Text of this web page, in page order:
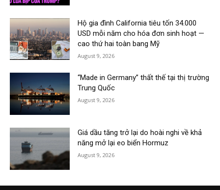
Hộ gia đình California tiêu tốn 34.000
USD mỗi năm cho hóa đơn sinh hoạt —
cao thứ hai toàn bang Mỹ
August 9, 2026
“Made in Germany” thất thế tại thị trường
Trung Quốc
August 9, 2026
Giá dầu tăng trở lại do hoài nghi về khả
năng mở lại eo biển Hormuz
August 9, 2026